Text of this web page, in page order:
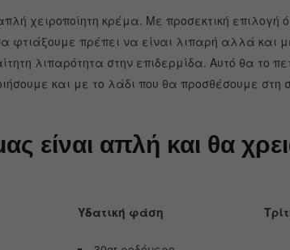
χειροποίητη κρέμα. Με προσεκτική
φτιάξουμε πρέπει να είναι λιπαρή αλλά και
λιπαρότητα στην επιδερμίδα. Αυτό θα το
και με το λάδι που θα προσθέσουμε στη
είναι απλή και θα
Υδατική φάση